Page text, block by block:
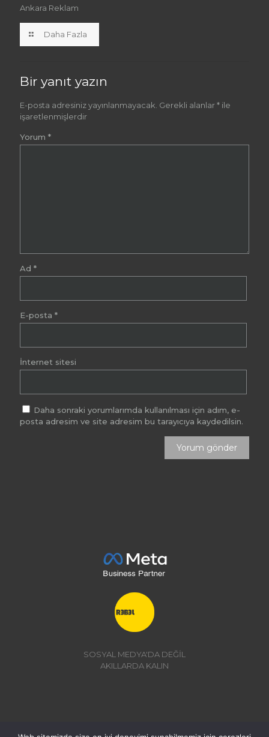
Ankara Reklam
Daha Fazla
Bir yanıt yazın
E-posta adresiniz yayınlanmayacak. Gerekli alanlar* ile
işaretlenmişlerdir
Yorum *
Ad *
E-posta *
İnternet sitesi
Daha sonraki yorumlarımda kullanılması için adım, e-
posta adresim ve site adresim bu tarayıcıya kaydedilsin.
SOSYAL MEDYA'DA DEĞİL
AKILLARDA KALIN